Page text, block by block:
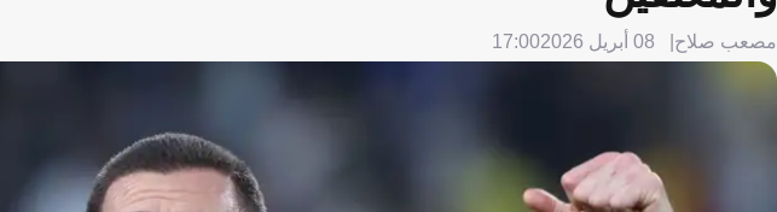
مصعب صلاح 08 أبريل 2026 17:00